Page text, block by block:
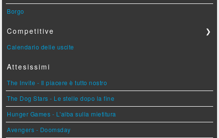
Borgo
Competitive ❯
Calendario delle uscite
Attesissimi
The Invite - Il piacere è tutto nostro
The Dog Stars - Le stelle dopo la fine
Hunger Games - L'alba sulla mietitura
Avengers - Doomsday